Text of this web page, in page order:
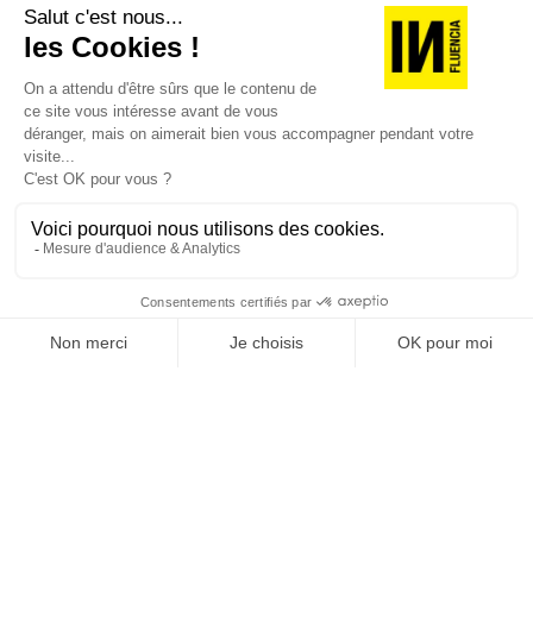
JE DÉCOUVRE LES NUMÉROS PRÉCÉDENTS
Je suis déjà abonné(e) :je consulte la revue en